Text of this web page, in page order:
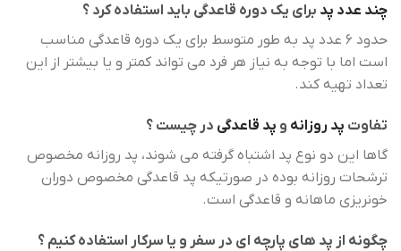
چند عدد پد برای یک دوره قاعدگی باید استفاده کرد ؟
حدود 6 عدد پد به طور متوسط برای یک دوره قاعدگی مناسب
است اما با توجه به نیاز هر فرد می تواند کمتر و یا بیشتر از این
تعداد تهیه کند.
تفاوت پد روزانه و پد قاعدگی در چیست ؟
گاها این دو نوع پد اشتباه گرفته می شوند، پد روزانه مخصوص
ترشحات روزانه بوده در صورتیکه پد قاعدگی مخصوص دوران
خونریزی ماهانه و قاعدگی است.
چگونه از پد های پارچه ای در سفر و یا سرکار استفاده کنیم ؟